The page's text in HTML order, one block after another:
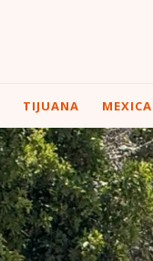
TIJUANA